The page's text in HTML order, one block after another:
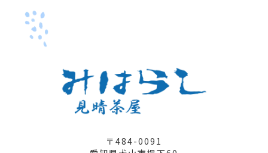
〒484-0091